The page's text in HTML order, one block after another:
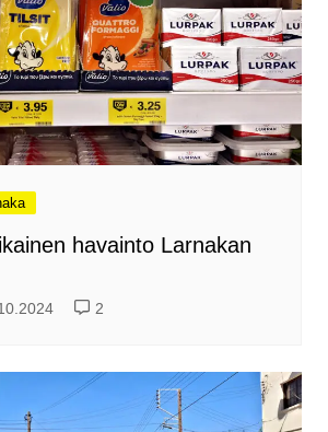
havainto Larnakan
2